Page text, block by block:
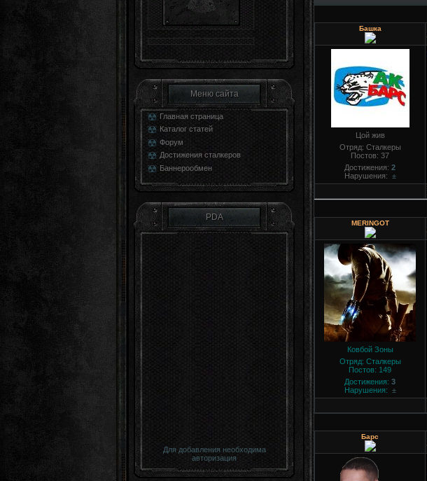
Меню сайта
Главная страница
Каталог статей
Форум
Достижения сталкеров
Баннерообмен
PDA
Для добавления необходима
авторизация
Башка
Цой жив
Отряд: Сталкеры
Постов: 37
Достижения: 2
Нарушения: ±
MERINGOT
Ковбой Зоны
Отряд: Сталкеры
Постов: 149
Достижения: 3
Нарушения: ±
Барс